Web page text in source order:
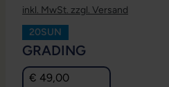
inkl. MwSt. zzgl. Versand
20SUN
GRADING
€ 49,00